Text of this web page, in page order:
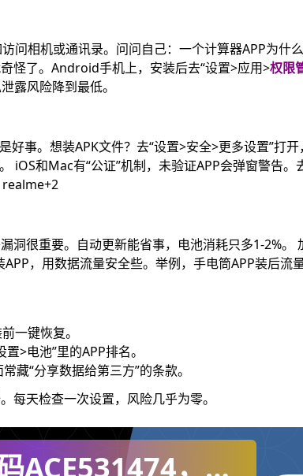
问相机或通讯录。问问自己：一个计算器APP为什
怪了。Android手机上，安装后去“设置>应用>权限
露风险降到最低。​
好事。想装APK文件？去“设置>安全>更多设置”打
iOS和Mac有“公证”机制，未验证APP会弹窗警告。
realme+2
洞很重要。自动更新能省事，电池消耗只多1-2%。
，用数据流量安全些。举例，手电筒APP装后流
一键恢复。
>电池”里的APP排名。
藏“分享数据给第三方”的条款。
每天检查一次设置，风险几乎为零。​
ACE531474，注